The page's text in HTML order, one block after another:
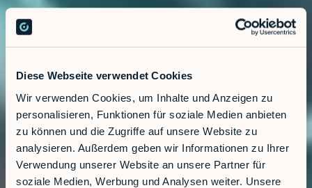
Diese Webseite verwendet Cookies
Wir verwenden Cookies, um Inhalte und Anzeigen zu
personalisieren, Funktionen für soziale Medien anbieten
zu können und die Zugriffe auf unsere Website zu
analysieren. Außerdem geben wir Informationen zu Ihrer
Verwendung unserer Website an unsere Partner für
soziale Medien, Werbung und Analysen weiter. Unsere